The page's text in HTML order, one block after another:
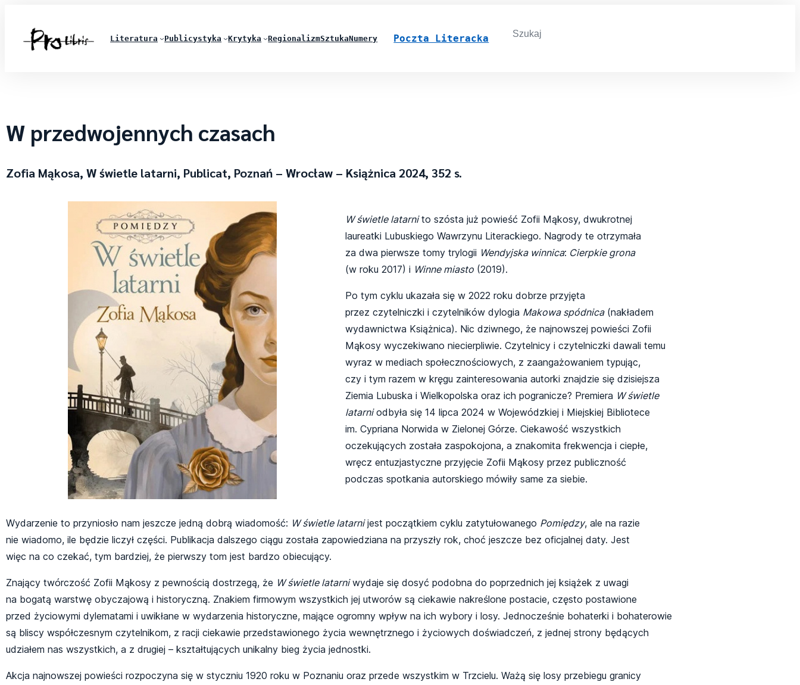
Literatura Publicystyka Krytyka RegionalizmSztukaNumery Poczta Literacka
Search
for:
W przedwojennych czasach
Zofia Mąkosa, W świetle latarni, Publicat, Poznań – Wrocław – Książnica 2024, 352 s.
W świetle latarnito szósta już powieść Zofii Mąkosy, dwukrotnej
laureatki Lubuskiego Wawrzynu Literackiego. Nagrody te otrzymała
za dwa pierwsze tomy trylogii Wendyjska winnica: Cierpkie grona
(w roku 2017) i Winne miasto (2019).
Po tym cyklu ukazała się w 2022 roku dobrze przyjęta
przez czytelniczki i czytelników dylogia Makowa spódnica(nakładem
wydawnictwa Książnica). Nic dziwnego, że najnowszej powieści Zofii
Mąkosy wyczekiwano niecierpliwie. Czytelnicy i czytelniczki dawali temu
wyraz w mediach społecznościowych, z zaangażowaniem typując,
czy i tym razem w kręgu zainteresowania autorki znajdzie się dzisiejsza
Ziemia Lubuska i Wielkopolska oraz ich pogranicze? Premiera W świetle
latarniodbyła się 14 lipca 2024 w Wojewódzkiej i Miejskiej Bibliotece
im. Cypriana Norwida w Zielonej Górze. Ciekawość wszystkich
oczekujących została zaspokojona, a znakomita frekwencja i ciepłe,
wręcz entuzjastyczne przyjęcie Zofii Mąkosy przez publiczność
podczas spotkania autorskiego mówiły same za siebie.
Wydarzenie to przyniosło nam jeszcze jedną dobrą wiadomość: W świetle latarnijest początkiem cyklu zatytułowanego Pomiędzy, ale na razie
nie wiadomo, ile będzie liczył części. Publikacja dalszego ciągu została zapowiedziana na przyszły rok, choć jeszcze bez oficjalnej daty. Jest
więc na co czekać, tym bardziej, że pierwszy tom jest bardzo obiecujący.
Znający twórczość Zofii Mąkosy z pewnością dostrzegą, że W świetle latarniwydaje się dosyć podobna do poprzednich jej książek z uwagi
na bogatą warstwę obyczajową i historyczną. Znakiem firmowym wszystkich jej utworów są ciekawie nakreślone postacie, często postawione
przed życiowymi dylematami i uwikłane w wydarzenia historyczne, mające ogromny wpływ na ich wybory i losy. Jednocześnie bohaterki i bohaterowie
są bliscy współczesnym czytelnikom, z racji ciekawie przedstawionego życia wewnętrznego i życiowych doświadczeń, z jednej strony będących
udziałem nas wszystkich, a z drugiej – kształtujących unikalny bieg życia jednostki.
Akcja najnowszej powieści rozpoczyna się w styczniu 1920 roku w Poznaniu oraz przede wszystkim w Trzcielu. Ważą się losy przebiegu granicy